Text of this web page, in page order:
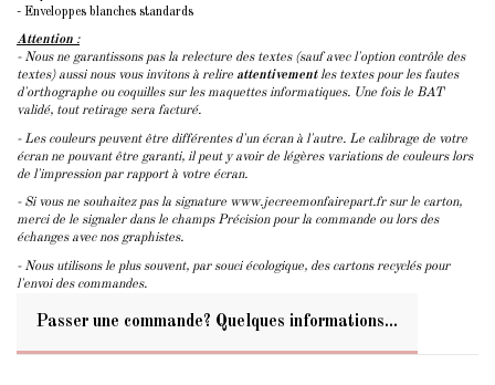
- Enveloppes blanches standards
Attention :
- Nous ne garantissons pas la relecture des textes (sauf avec l'option contrôle des
textes) aussi nous vous invitons à relire attentivementles textes pour les fautes
d'orthographe ou coquilles sur les maquettes informatiques. Une fois le BAT
validé, tout retirage sera facturé.
- Les couleurs peuvent être différentes d'un écran à l'autre. Le calibrage de votre
écran ne pouvant être garanti, il peut y avoir de légères variations de couleurs lors
de l'impression par rapport à votre écran.
- Si vous ne souhaitez pas la signature www.jecreemonfairepart.fr sur le carton,
merci de le signaler dans le champs Précision pour la commande ou lors des
échanges avec nos graphistes.
- Nous utilisons le plus souvent, par souci écologique, des cartons recyclés pour
l'envoi des commandes.
Passer une commande? Quelques informations...